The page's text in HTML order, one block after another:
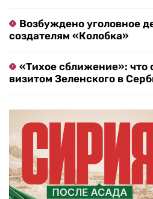
Возбуждено уголовное
создателям «Колобка»
«Тихое сближение»: что
визитом Зеленского в